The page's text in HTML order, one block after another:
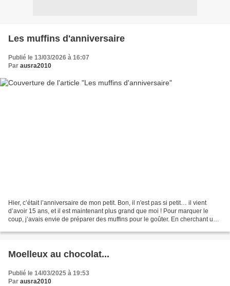
Les muffins d'anniversaire
Publié le 13/03/2026 à 16:07
Par ausra2010
Hier, c’était l’anniversaire de mon petit. Bon, il n'est pas si petit… il vient
d’avoir 15 ans, et il est maintenant plus grand que moi ! Pour marquer le
coup, j’avais envie de préparer des muffins pour le goûter. En cherchant une
Moelleux au chocolat...
Publié le 14/03/2025 à 19:53
Par ausra2010